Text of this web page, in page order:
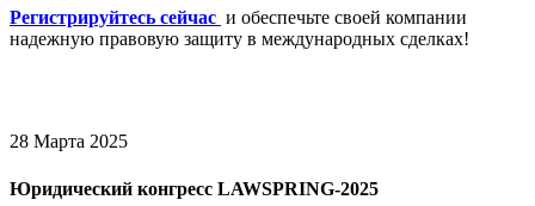
Регистрируйтесь сейчас и обеспечьте своей компании
надежную правовую защиту в международных сделках!
28 Марта 2025
Юридический конгресс LAWSPRING-2025